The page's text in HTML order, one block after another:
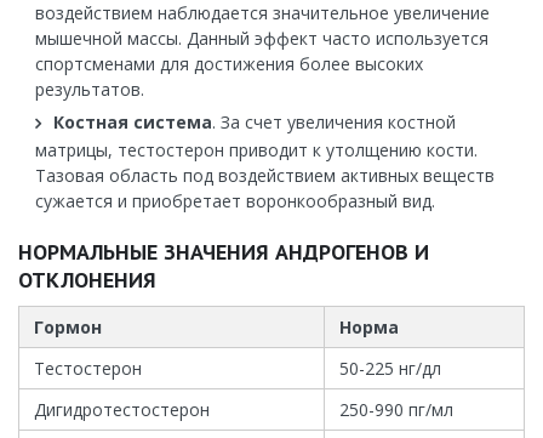
воздействием наблюдается значительное увеличение
мышечной массы. Данный эффект часто используется
спортсменами для достижения более высоких
результатов.
Костная система. За счет увеличения костной
матрицы, тестостерон приводит к утолщению кости.
Тазовая область под воздействием активных веществ
сужается и приобретает воронкообразный вид.
НОРМАЛЬНЫЕ ЗНАЧЕНИЯ АНДРОГЕНОВ И
ОТКЛОНЕНИЯ
Гормон
Норма
Тестостерон
50-225 нг/дл
Дигидротестостерон
250-990 пг/мл